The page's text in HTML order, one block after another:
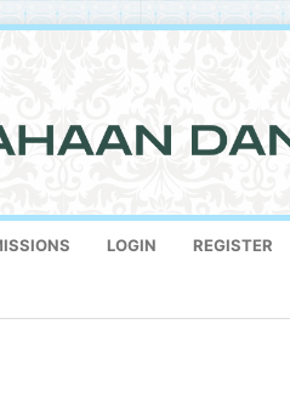
LOGIN REGISTER